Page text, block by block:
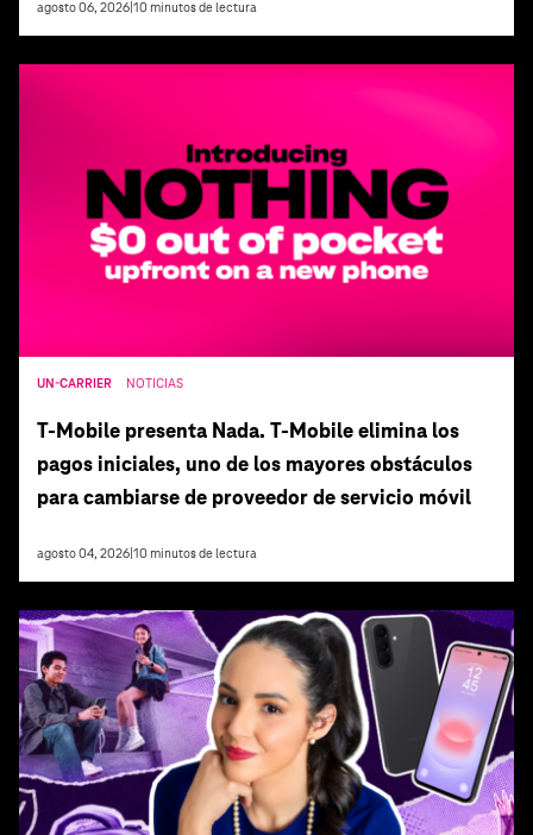
agosto 06, 2026 10 minutos de lectura
UN-CARRIER NOTICIAS
T‑Mobile presenta Nada. T‑Mobile elimina los
pagos iniciales, uno de los mayores obstáculos
para cambiarse de proveedor de servicio móvil
agosto 04, 2026 10 minutos de lectura